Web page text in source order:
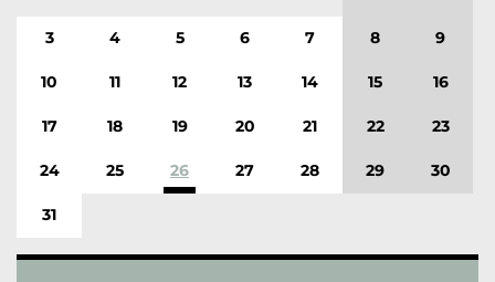
3 4 5 6 7 8 9
10 11 12 13 14 15 16
17 18 19 20 21 22 23
24 25 26 27 28 29 30
31